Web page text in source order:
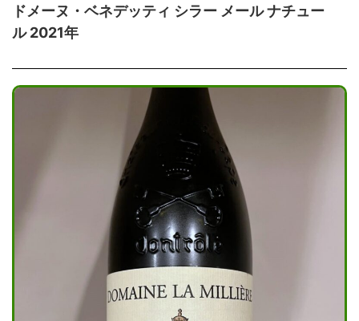
ドメーヌ・ベネデッティ シラー メール ナチュー
ル 2021年